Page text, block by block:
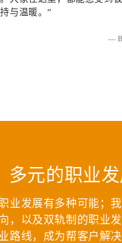
与温暖。”
多元的职业
业发展有多种可能；
，以及双轨制的职业
路线，成为帮客户解